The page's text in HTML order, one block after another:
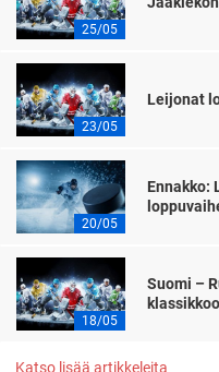
25/05
23/05
Leijonat
20/05
Ennakko:
18/05
Suomi –
Katso lisää artikkeleita